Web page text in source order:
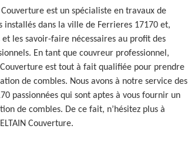
Couverture est un spécialiste en travaux de
installés dans la ville de Ferrieres 17170 et,
les savoir-faire nécessaires au profit des
En tant que couvreur professionnel,
Couverture est tout à fait qualifiée pour prendre
de combles. Nous avons à notre service des
passionnées qui sont aptes à vous fournir un
de combles. De ce fait, n’hésitez plus à
Couverture.